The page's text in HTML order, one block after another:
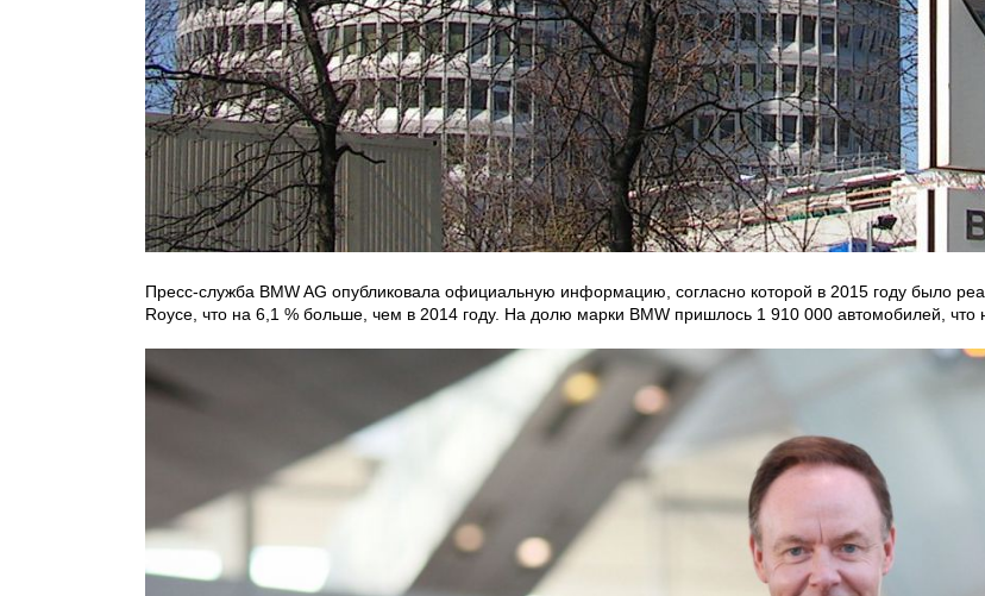
Пресс-служба BMW AG опубликовала официальную информацию, согласно которой в 2015 году было
Royce, что на 6,1 % больше, чем в 2014 году. На долю марки BMW пришлось 1 910 000 автомобилей,